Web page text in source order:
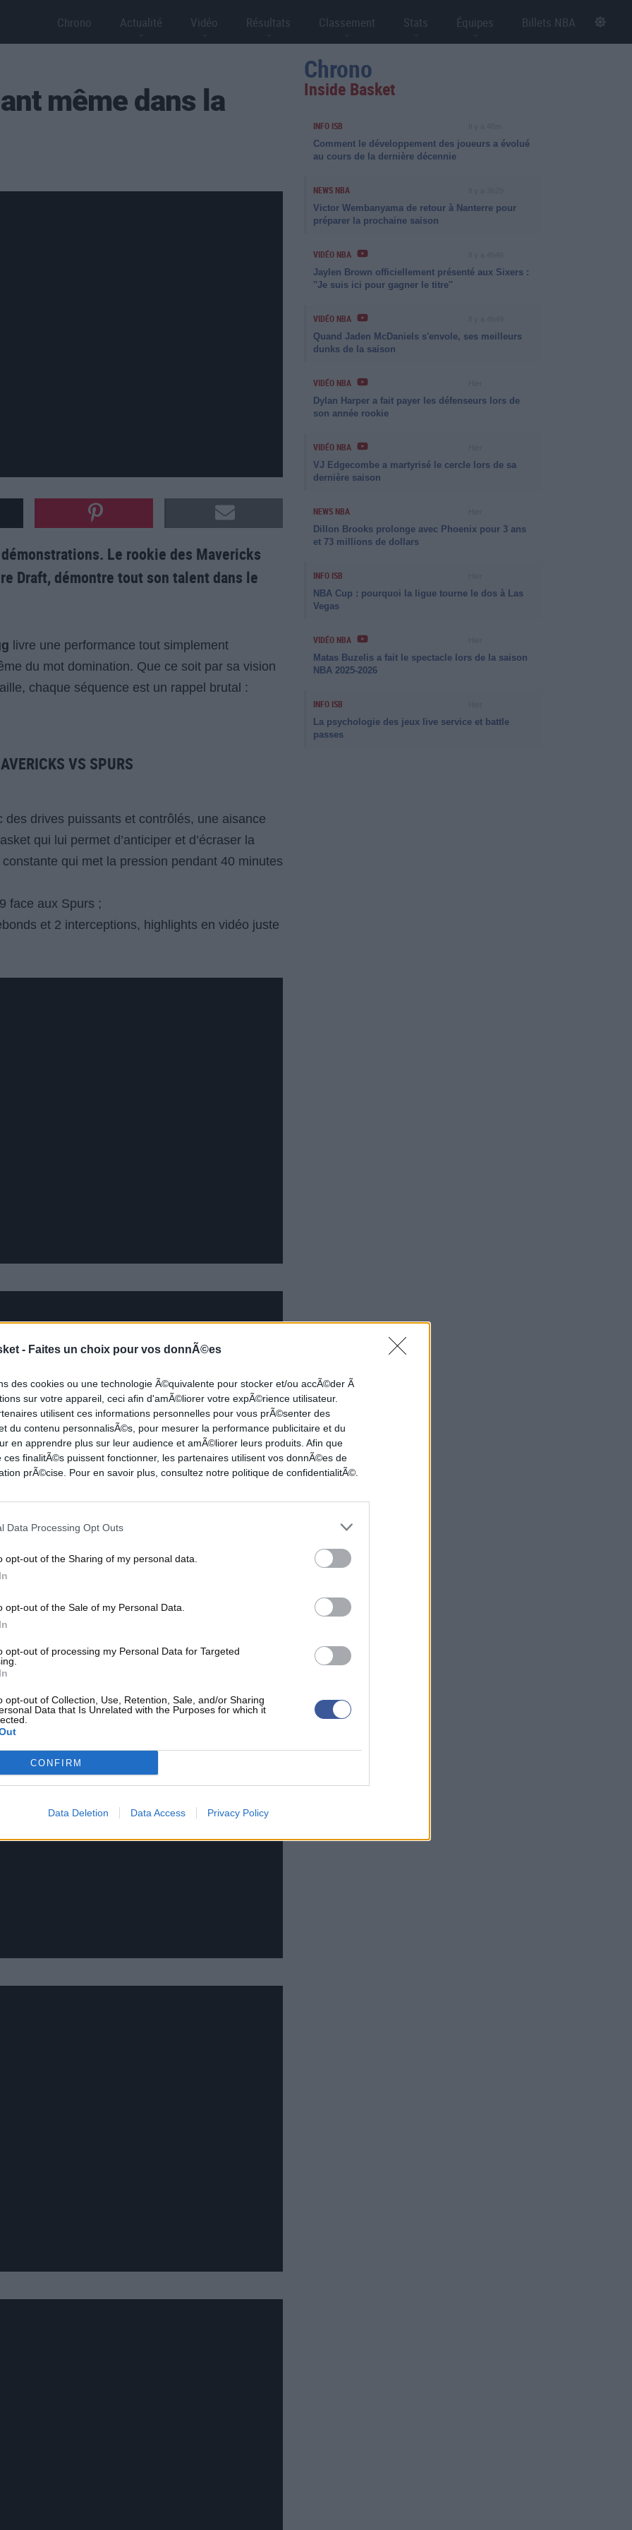
- Faites un choix pour vos donnÃ©es
des cookies ou une technologie Ã©quivalente pour stocker et/ou accÃ©der Ã
sur votre appareil, ceci afin d'amÃ©liorer votre expÃ©rience utilisateur.
utilisent ces informations personnelles pour vous prÃ©senter des
du contenu personnalisÃ©s, pour mesurer la performance publicitaire et du
en apprendre plus sur leur audience et amÃ©liorer leurs produits. Afin que
ces finalitÃ©s puissent fonctionner, les partenaires utilisent vos donnÃ©es de
prÃ©cise. Pour en savoir plus, consultez notre politique de confidentialitÃ©.
Data Processing Opt Outs
opt-out of the Sharing of my personal data.
opt-out of the Sale of my Personal Data.
opt-out of processing my Personal Data for Targeted
opt-out of Collection, Use, Retention, Sale, and/or Sharing
Data that Is Unrelated with the Purposes for which it
CONFIRM
Data Deletion Data Access Privacy Policy
Chrono Actualité Vidéo Résultats Classement Stats Équipes Billets NBA
même dans la
Le rookie des Mavericks
Draft, démontre tout son talent dans le
livre une performance tout simplement
du mot domination. Que ce soit par sa vision
chaque séquence est un rappel brutal :
VS SPURS
drives puissants et contrôlés, une aisance
qui lui permet d’anticiper et d’écraser la
qui met la pression pendant 40 minutes
face aux Spurs ;
et 2 interceptions, highlights en vidéo juste
LA SUMMER LEAGUE DE LAS VEGAS
Chrono
Inside Basket
INFO ISB
Comment le développement des joueurs a évolué
au cours de la dernière décennie
NEWS NBA
Victor Wembanyama de retour à Nanterre pour
préparer la prochaine saison
VIDÉO NBA
Jaylen Brown officiellement présenté aux Sixers :
''Je suis ici pour gagner le titre''
VIDÉO NBA
Quand Jaden McDaniels s'envole, ses meilleurs
dunks de la saison
VIDÉO NBA
Dylan Harper a fait payer les défenseurs lors de
son année rookie
VIDÉO NBA
VJ Edgecombe a martyrisé le cercle lors de sa
dernière saison
NEWS NBA
Dillon Brooks prolonge avec Phoenix pour 3 ans
et 73 millions de dollars
INFO ISB
NBA Cup : pourquoi la ligue tourne le dos à Las
Vegas
VIDÉO NBA
Matas Buzelis a fait le spectacle lors de la saison
NBA 2025-2026
INFO ISB
La psychologie des jeux live service et battle
passes